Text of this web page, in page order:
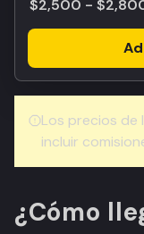
$2,500 -
Los precios de
incluir
¿Cómo